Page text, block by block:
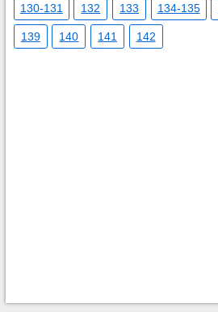
130-131 132 133 134-135
139 140 141 142